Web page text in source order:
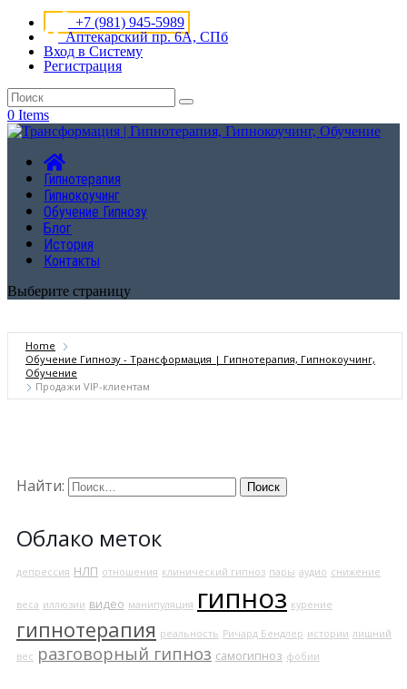
+7 (981) 945-5989
Аптекарский пр. 6А, СПб
Вход в Систему
Регистрация
0 Items
Гипнотерапия
Гипнокоучинг
Обучение Гипнозу
Блог
История
Контакты
Выберите страницу
Home
Обучение Гипнозу - Трансформация | Гипнотерапия, Гипнокоучинг,
Обучение
Продажи VIP-клиентам
Найти:
Облако меток
депрессия НЛП отношения клинический гипноз пары аудио снижение
веса иллюзии видео манипуляция гипноз курение
гипнотерапия реальность Ричард Бендлер истории лишний
вес разговорный гипноз самогипноз фобии